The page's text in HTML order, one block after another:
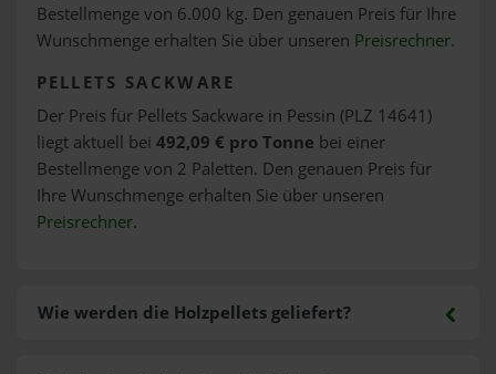
Bestellmenge von 6.000 kg. Den genauen Preis für Ihre
Wunschmenge erhalten Sie über unseren Preisrechner.
PELLETS SACKWARE
Der Preis für Pellets Sackware in Pessin (PLZ 14641)
liegt aktuell bei 492,09 € pro Tonne bei einer
Bestellmenge von 2 Paletten. Den genauen Preis für
Ihre Wunschmenge erhalten Sie über unseren
Preisrechner.
Wie werden die Holzpellets geliefert?